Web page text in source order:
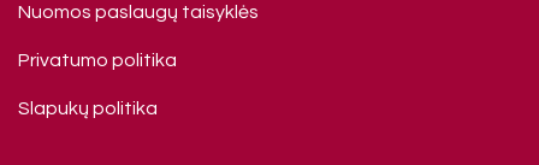
Nuomos paslaugų taisyklės
Privatumo politika
Slapukų politika